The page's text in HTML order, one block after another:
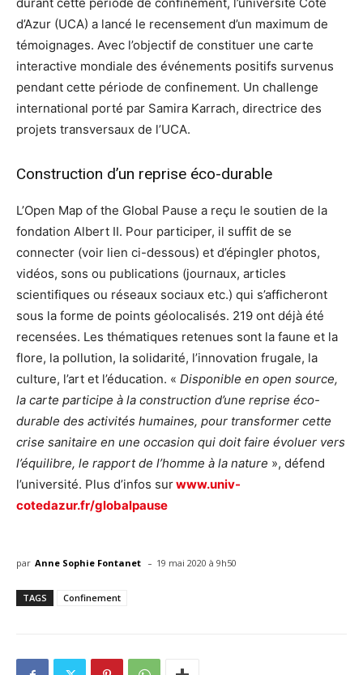
d’Azur (UCA) a lancé le recensement d’un maximum de
témoignages. Avec l’objectif de constituer une carte
interactive mondiale des événements positifs survenus
pendant cette période de confinement. Un challenge
international porté par Samira Karrach, directrice des
projets transversaux de l’UCA.
Construction d’un reprise éco-durable
L’Open Map of the Global Pause a reçu le soutien de la
fondation Albert II. Pour participer, il suffit de se
connecter (voir lien ci-dessous) et d’épingler photos,
vidéos, sons ou publications (journaux, articles
scientifiques ou réseaux sociaux etc.) qui s’afficheront
sous la forme de points géolocalisés. 219 ont déjà été
recensées. Les thématiques retenues sont la faune et la
flore, la pollution, la solidarité, l’innovation frugale, la
culture, l’art et l’éducation. « Disponible en open source,
la carte participe à la construction d’une reprise éco-
durable des activités humaines, pour transformer cette
crise sanitaire en une occasion qui doit faire évoluer vers
l’équilibre, le rapport de l’homme à la nature », défend
l’université. Plus d’infos surwww.univ-
cotedazur.fr/globalpause
par Anne Sophie Fontanet - 19 mai 2020 à 9h50
TAGS Confinement